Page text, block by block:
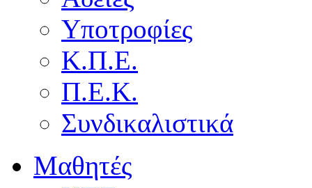
Υποτροφίες
Κ.Π.Ε.
Π.Ε.Κ.
Συνδικαλιστικά
Μαθητές